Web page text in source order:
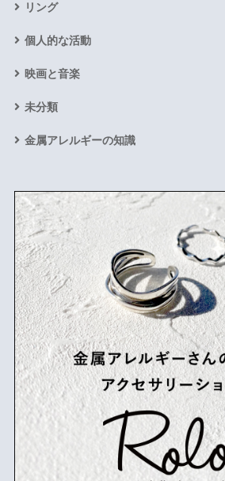
リング
個人的な活動
映画と音楽
未分類
金属アレルギーの知識